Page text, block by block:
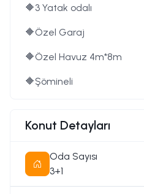
🔶3 Yatak odalı
🔶Özel Garaj
🔶Özel Havuz 4m*8m
🔶Şömineli
🔶Açık mutfak
🔶Yatak odalarında
🔶Ebeveyn yatak odası
Konut Detayları
Oda Sayısı
3+1